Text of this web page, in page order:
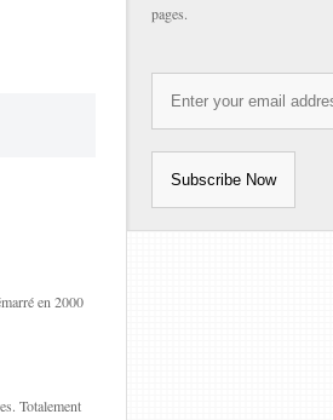
en 2000
Totalement
pages.